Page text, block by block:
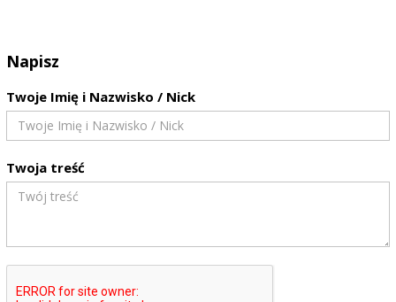
Napisz
Twoje Imię i Nazwisko / Nick
Twoja treść